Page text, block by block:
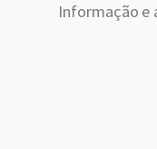
Informação e